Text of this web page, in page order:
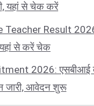
यहां से चेक करें
Teacher Result
यहां से करें चेक
2026: एसबीआई
जारी, आवेदन शुरू